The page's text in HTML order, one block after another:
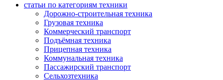
статьи по категориям техники
Дорожно-строительная техника
Грузовая техника
Коммерческий транспорт
Подъёмная техника
Прицепная техника
Коммунальная техника
Пассажирский транспорт
Сельхозтехника